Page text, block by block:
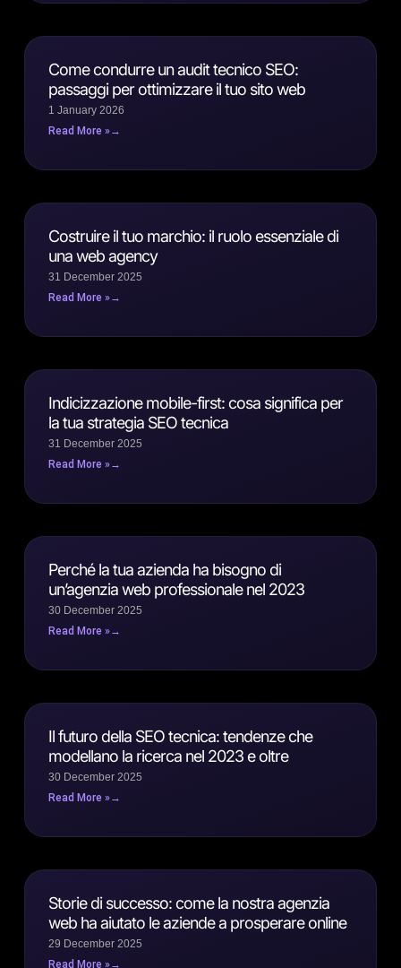
Come condurre un audit tecnico SEO:
passaggi per ottimizzare il tuo sito web
1 January 2026
Read More »
Costruire il tuo marchio: il ruolo essenziale di
una web agency
31 December 2025
Read More »
Indicizzazione mobile-first: cosa significa per
la tua strategia SEO tecnica
31 December 2025
Read More »
Perché la tua azienda ha bisogno di
un’agenzia web professionale nel 2023
30 December 2025
Read More »
Il futuro della SEO tecnica: tendenze che
modellano la ricerca nel 2023 e oltre
30 December 2025
Read More »
Storie di successo: come la nostra agenzia
web ha aiutato le aziende a prosperare online
29 December 2025
Read More »